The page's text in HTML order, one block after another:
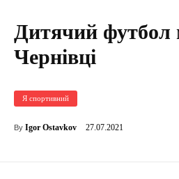
Дитячий футбол
Чернівці
Я спортивний
By Igor Ostavkov 27.07.2021